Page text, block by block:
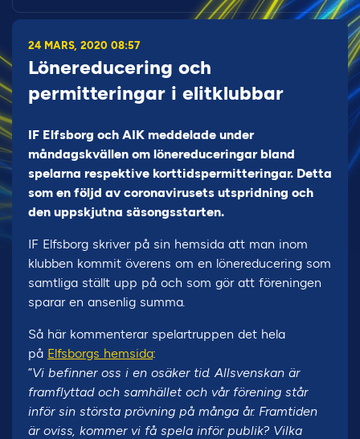
24 MARS, 2020 08:57
Lönereducering och
permitteringar i elitklubbar
IF Elfsborg och AIK meddelade under
måndagskvällen om lönereduceringar bland
spelarna respektive korttidspermitteringar. Detta
som en följd av coronavirusets utspridning och
den uppskjutna säsongsstarten.
IF Elfsborg skriver på sin hemsida att man inom
klubben kommit överens om en lönereducering som
samtliga ställt upp på och som gör att föreningen
sparar en ansenlig summa.
Så här kommenterar spelartruppen det hela
på Elfsborgs hemsida:
”Vi befinner oss i en osäker tid. Allsvenskan är
framflyttad och samhället och vår förening står
inför sin största prövning på många år. Framtiden
är oviss, kommer vi få spela inför publik? Vilka